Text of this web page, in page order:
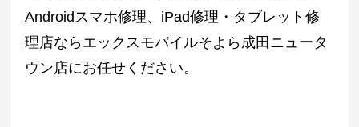
Androidスマホ修理、iPad修理・タブレット修
理店ならエックスモバイルそよら成田ニュータ
ウン店にお任せください。